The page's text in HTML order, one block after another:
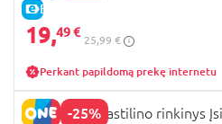
E-KAINA
19,49 €
25,99 €
Perkant papildomą prekę internetu
-25%
PLAY-DOH plastilino rinkinys